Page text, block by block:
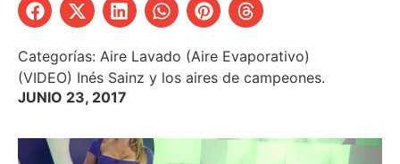
Categorías: Aire Lavado (Aire Evaporativo)
(VIDEO) Inés Sainz y los aires de campeones.
JUNIO 23, 2017